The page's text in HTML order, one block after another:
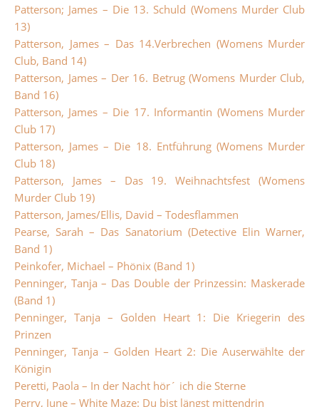
Patterson; James – Die 13. Schuld (Womens Murder Club
13)
Patterson, James – Das 14.Verbrechen (Womens Murder
Club, Band 14)
Patterson, James – Der 16. Betrug (Womens Murder Club,
Band 16)
Patterson, James – Die 17. Informantin (Womens Murder
Club 17)
Patterson, James – Die 18. Entführung (Womens Murder
Club 18)
Patterson, James – Das 19. Weihnachtsfest (Womens
Murder Club 19)
Patterson, James/Ellis, David – Todesflammen
Pearse, Sarah – Das Sanatorium (Detective Elin Warner,
Band 1)
Peinkofer, Michael – Phönix (Band 1)
Penninger, Tanja – Das Double der Prinzessin: Maskerade
(Band 1)
Penninger, Tanja – Golden Heart 1: Die Kriegerin des
Prinzen
Penninger, Tanja – Golden Heart 2: Die Auserwählte der
Königin
Peretti, Paola – In der Nacht hör´ ich die Sterne
Perry, June – White Maze: Du bist längst mittendrin